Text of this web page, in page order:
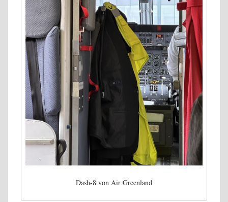
Dash-8 von Air Greenland